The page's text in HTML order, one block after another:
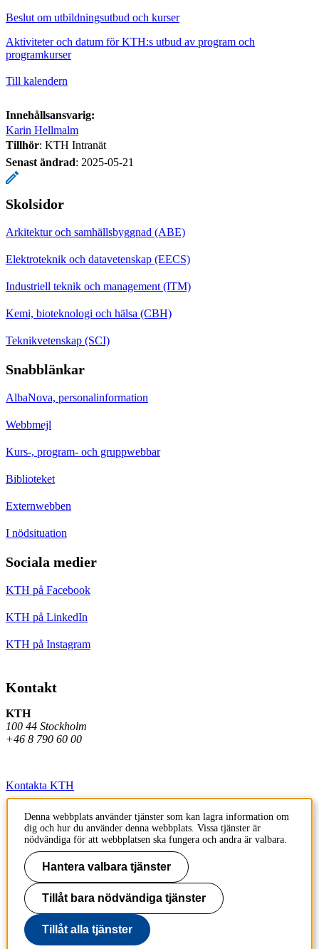
Beslut om utbildningsutbud och kurser
Aktiviteter och datum för KTH:s utbud av program och
programkurser
Till kalendern
Innehållsansvarig:
Karin Hellmalm
Tillhör: KTH Intranät
Senast ändrad: 2025-05-21
Skolsidor
Arkitektur och samhällsbyggnad (ABE)
Elektroteknik och datavetenskap (EECS)
Industriell teknik och management (ITM)
Kemi, bioteknologi och hälsa (CBH)
Teknikvetenskap (SCI)
Snabblänkar
AlbaNova, personalinformation
Webbmejl
Kurs-, program- och gruppwebbar
Biblioteket
Externwebben
I nödsituation
Sociala medier
KTH på Facebook
KTH på LinkedIn
KTH på Instagram
Kontakt
KTH
100 44 Stockholm
+46 8 790 60 00
Kontakta KTH
Jobba på KTH
Press och media
Faktura och betalning KTH
Om KTH:s webbplatser
Tillgänglighetsredogörelse
Denna webbplats använder tjänster som kan lagra information om
dig och hur du använder denna webbplats. Vissa tjänster är
nödvändiga för att webbplatsen ska fungera och andra är valbara.
Hantera valbara tjänster
Tillåt bara nödvändiga tjänster
Tillåt alla tjänster